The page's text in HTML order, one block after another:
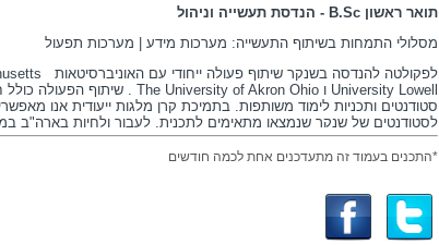
תואר ראשון B.Sc - הנדסת תעשייה וניהול
מסלולי התמחות בשיתוף התעשייה: מערכות מידע | מערכות תפעול
לפקולטה להנדסה בשנקר שיתוף פעולה ייחודי עם האוניברסיטאות
University Lowell ו The University of Akron Ohio . שיתוף הפעולה כולל
סטודנטים ותכניות לימוד משותפות. בתמיכת קרן מלגות ייעודית אנו
לסטודנטים של שנקר שנמצאו מתאימים לתכנית, לעבור ולחיות בארה"ב
לימודיהם הגבוהים.
אסם, כי"ל, מקורות
נקבעת ומתעדכנת תכנית הלימודים. במהלך הלימודים זוכה הסטודנט
באמצעות סיורים לימודיים, ביקורים, סמינרים והרצאות המתקיימים עם
*התכנים בעמוד זה מתעדכנים אחת לכמה חודשים